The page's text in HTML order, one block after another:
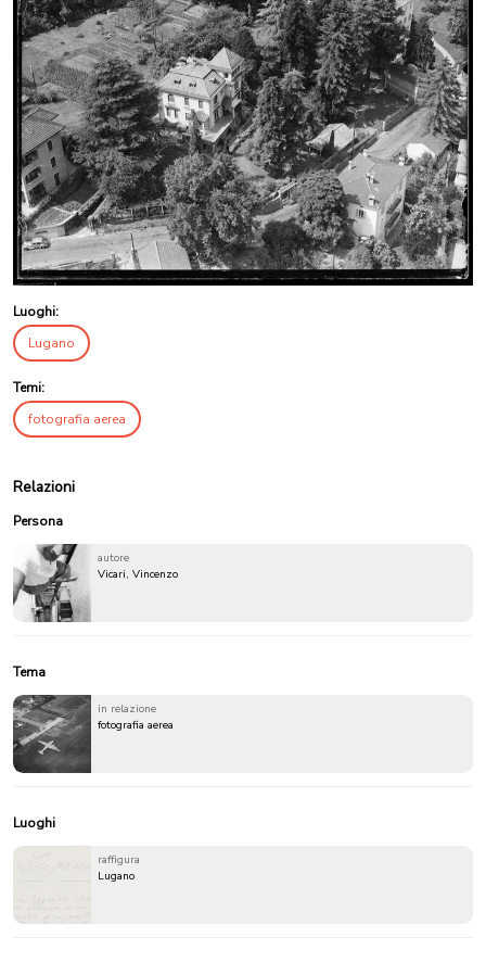
Luoghi:
Lugano
Temi:
fotografia aerea
Relazioni
Persona
autore
Vicari, Vincenzo
Tema
in relazione
fotografia aerea
Luoghi
raffigura
Lugano